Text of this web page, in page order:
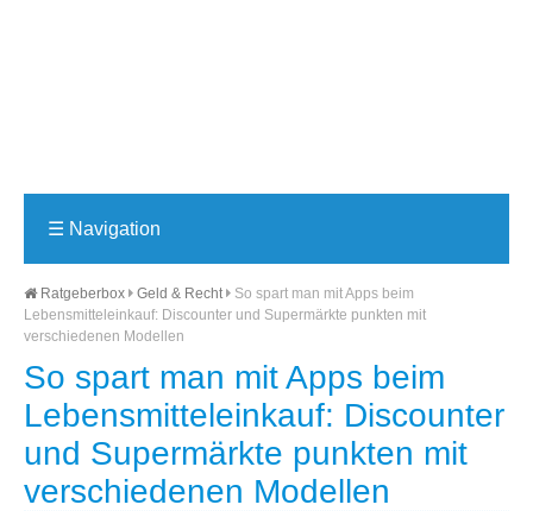
☰ Navigation
Ratgeberbox Geld & Recht
So spart man mit Apps beim
Lebensmitteleinkauf: Discounter und Supermärkte punkten mit
verschiedenen Modellen
So spart man mit Apps beim
Lebensmitteleinkauf: Discounter
und Supermärkte punkten mit
verschiedenen Modellen